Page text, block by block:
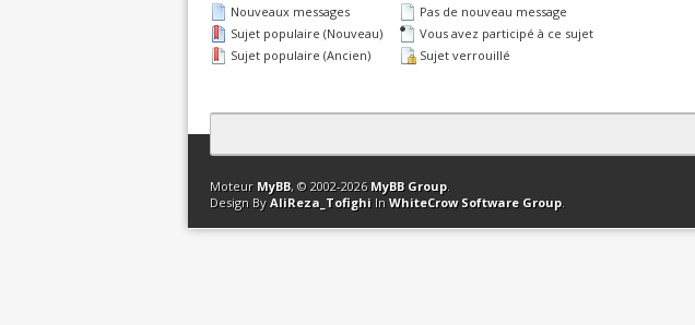
Nouveaux messages
Sujet populaire (Nouveau)
Sujet populaire (Ancien)
Pas de nouveau message
Vous avez participé à ce sujet
Sujet verrouillé
Contact Club Affiliation Retourner en haut Version bas-débit (Archivé)
Moteur MyBB, © 2002-2026 MyBB Group.
Design By AliReza_Tofighi In WhiteCrow Software Group.